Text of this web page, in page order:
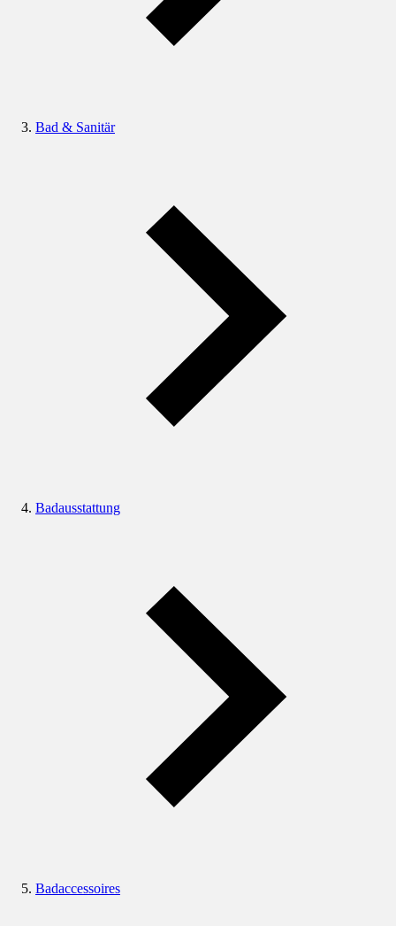
Bad & Sanitär
Badausstattung
Badaccessoires